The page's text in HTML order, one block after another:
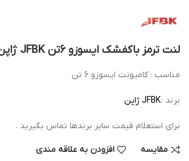
لنت ترمز باکفشک ایسوزو 6تن JFBK ژاپن
مناسب : کامیونت ایسوزو 6 تن
برند :
برای استعلام قیمت سایر برندها تماس بگیرید .
مقایسه افزودن به علاقه مندی